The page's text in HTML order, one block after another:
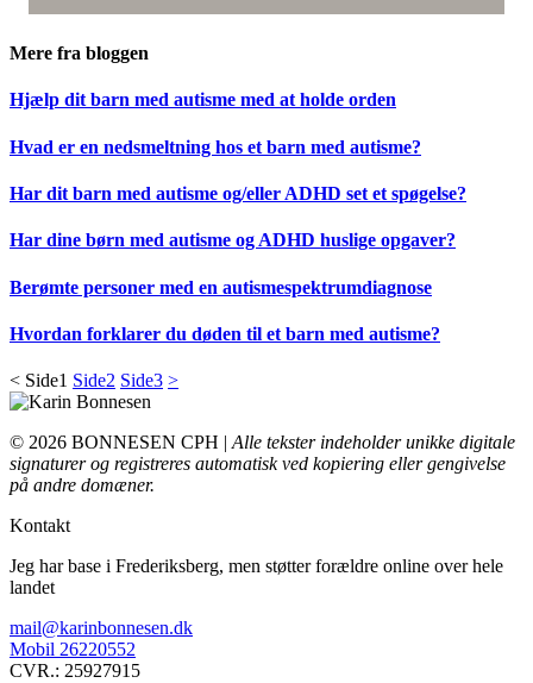
Mere fra bloggen
Hjælp dit barn med autisme med at holde orden
Hvad er en nedsmeltning hos et barn med autisme?
Har dit barn med autisme og/eller ADHD set et spøgelse?
Har dine børn med autisme og ADHD huslige opgaver?
Berømte personer med en autismespektrumdiagnose
Hvordan forklarer du døden til et barn med autisme?
< Side1 Side2 Side3 >
© 2026 BONNESEN CPH | Alle tekster indeholder unikke digitale
signaturer og registreres automatisk ved kopiering eller gengivelse
på andre domæner.
Kontakt
Jeg har base i Frederiksberg, men støtter forældre online over hele
landet
mail@karinbonnesen.dk
Mobil 26220552
CVR.: 25927915